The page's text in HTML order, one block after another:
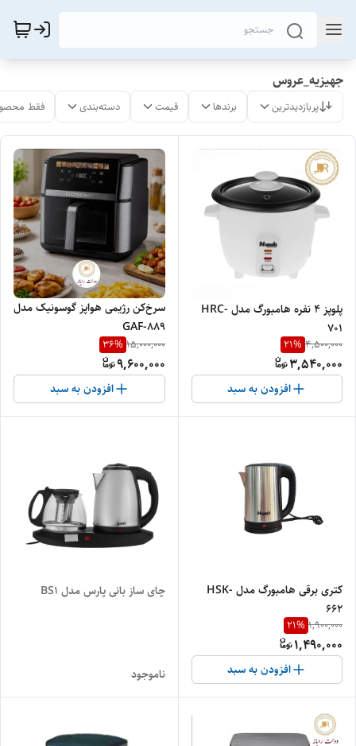
جهیزیه_عروس
پربازدیدترین برندها قیمت دسته‌بندی فقط
پلوپز 4 نفره هامبورگ مدل HRC-
701
4,500,000
21%
3,540,000
افزودن به سبد
سرخ‌کن رژیمی هواپز گوسونیک مدل
GAF-889
15,000,000
36%
9,600,000
افزودن به سبد
کتری برقی هامبورگ مدل HSK-
662
1,900,000
21%
1,490,000
افزودن به سبد
چای ساز بانی پارس مدل BS1
ناموجود